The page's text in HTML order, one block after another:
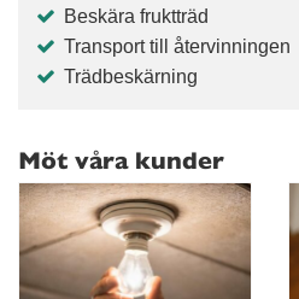
Beskära fruktträd
Transport till återvinningen
Trädbeskärning
Möt våra kunder